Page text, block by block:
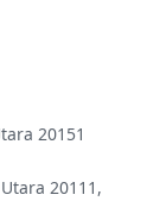
20151
20111,